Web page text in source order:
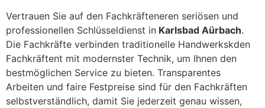
Vertrauen Sie auf den Fachkräfteneren seriösen und
professionellen Schlüsseldienst in Karlsbad Aürbach.
Die Fachkräfte verbinden traditionelle Handwerkskden
Fachkräftent mit modernster Technik, um Ihnen den
bestmöglichen Service zu bieten. Transparentes
Arbeiten und faire Festpreise sind für den Fachkräften
selbstverständlich, damit Sie jederzeit genau wissen,